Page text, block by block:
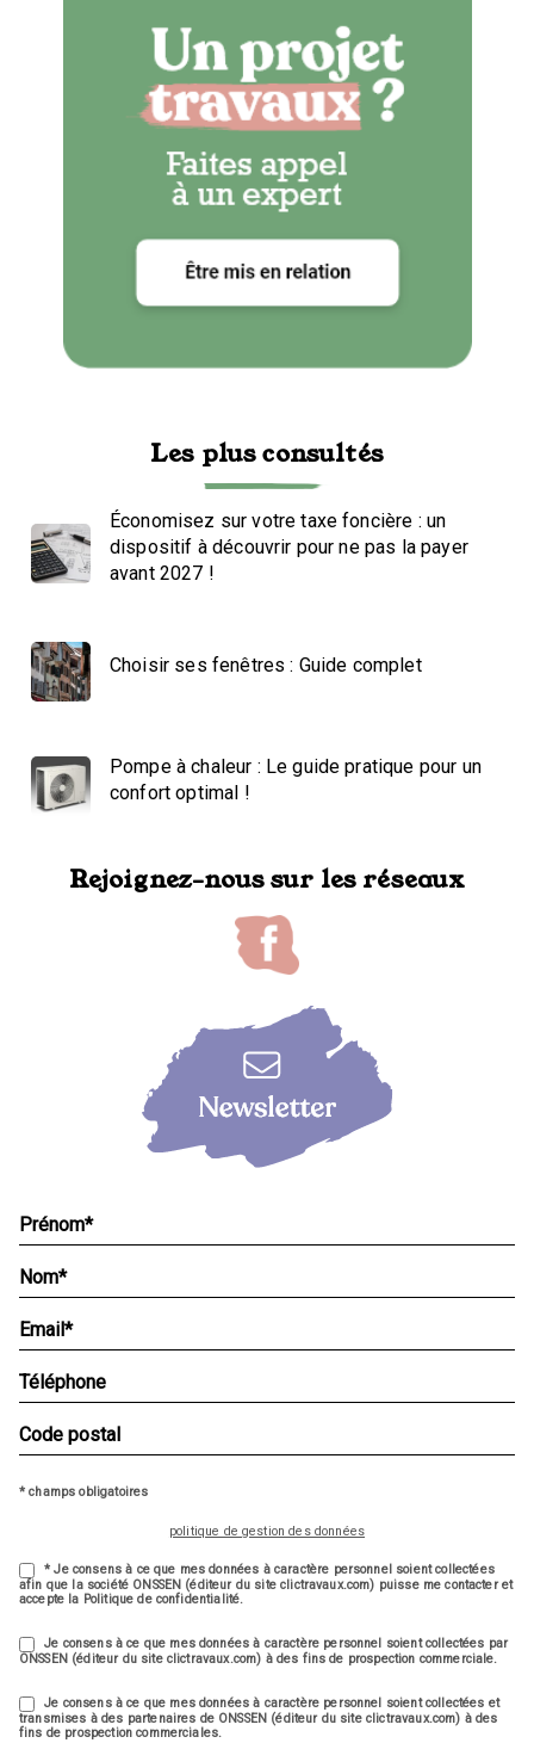
Les plus consultés
Économisez sur votre taxe foncière : un
dispositif à découvrir pour ne pas la payer
avant 2027 !
Choisir ses fenêtres : Guide complet
Pompe à chaleur : Le guide pratique pour un
confort optimal !
Rejoignez-nous sur les réseaux
* champs obligatoires
politique de gestion des données
* Je consens à ce que mes données à caractère personnel soient collectées
afin que la société ONSSEN (éditeur du site clictravaux.com) puisse me contacter et
accepte la Politique de confidentialité.
Je consens à ce que mes données à caractère personnel soient collectées par
ONSSEN (éditeur du site clictravaux.com) à des fins de prospection commerciale.
Je consens à ce que mes données à caractère personnel soient collectées et
transmises à des partenaires de ONSSEN (éditeur du site clictravaux.com) à des
fins de prospection commerciales.